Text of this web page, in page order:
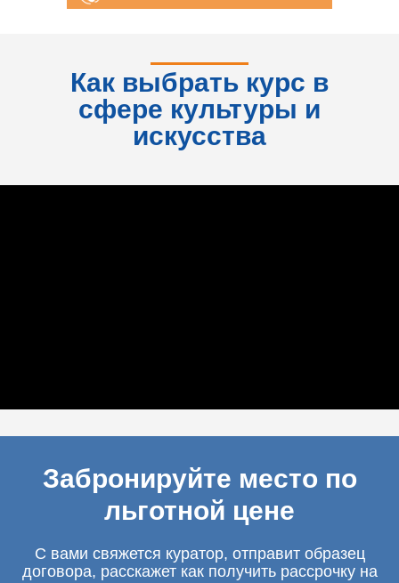
Как выбрать курс в
сфере культуры и
искусства
Забронируйте место по
льготной цене
С вами свяжется куратор, отправит образец
договора, расскажет как получить рассрочку на